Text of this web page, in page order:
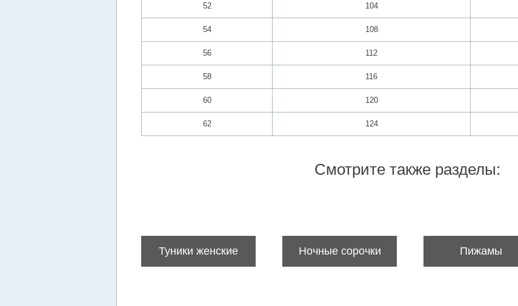
52 104
54 108
56 112
58 116
60 120
62 124
Смотрите также разделы:
Туники женские Ночные сорочки Пижамы